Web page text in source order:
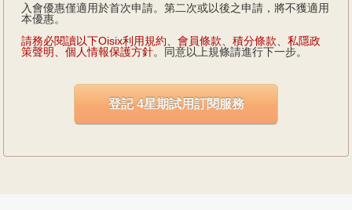
「Oisix」食品訂閱服務採月結收費，翌月上旬信用卡一併收費。使用詳情
請參考登記後電郵或網站「網站使用方法」。
虛假資料或重複登記視為欺詐，可取消會員資格、褫奪優惠並保留法律追究
權。如有爭議，Oisix香港擁有最終決定權。
入會優惠僅適用於首次申請。第二次或以後之申請，將不獲適用
本優惠。
請務必閱讀以下Oisix利用規約
會員條款 積分條款
私隱政
策聲明、個人情報保護方針。同意以上規條請進行下一步。